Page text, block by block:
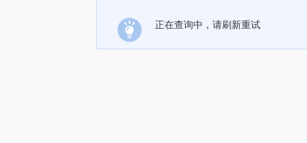
正在查询中，请刷新重试